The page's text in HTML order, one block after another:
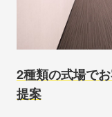
2種類の式場で
提案